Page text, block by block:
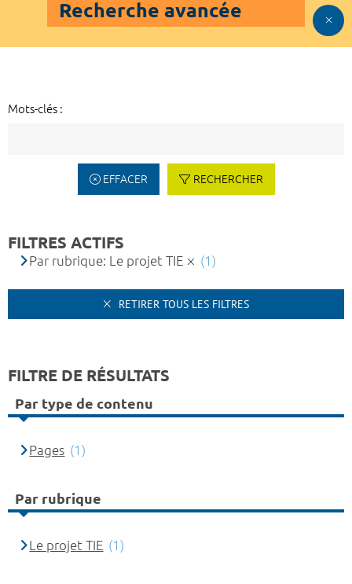
Recherche avancée
Mots-clés :
EFFACER RECHERCHER
FILTRES ACTIFS
Par rubrique: Le projet TIE (1)
RETIRER TOUS LES FILTRES
FILTRE DE RÉSULTATS
Par type de contenu
Pages (1)
Par rubrique
Le projet TIE (1)